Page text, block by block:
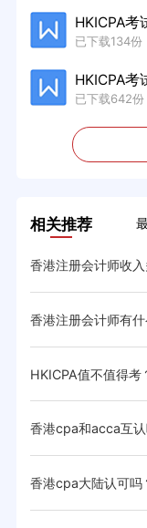
HKICPA考
已下载134
HKICPA
已下载642
相关推荐
香港注册会计师收
香港注册会计师有
HKICPA值不值得
香港cpa和acca互
香港cpa大陆认可吗